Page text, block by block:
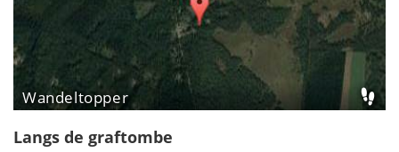
Wandeltopper
Langs de graftombe